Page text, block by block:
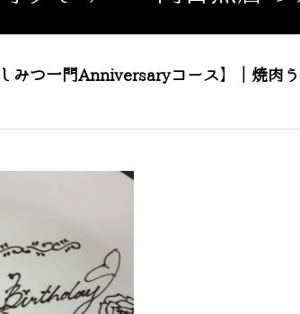
みつ一門Anniversaryコース】｜焼肉う